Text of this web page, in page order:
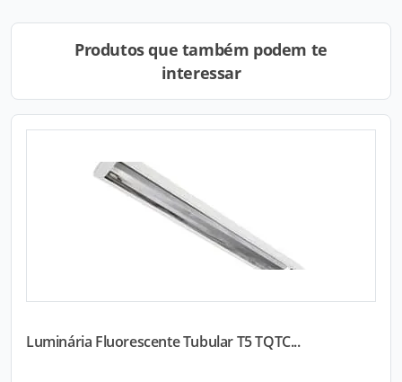
Produtos que também podem te
interessar
Luminária Fluorescente Tubular T5 TQTC...